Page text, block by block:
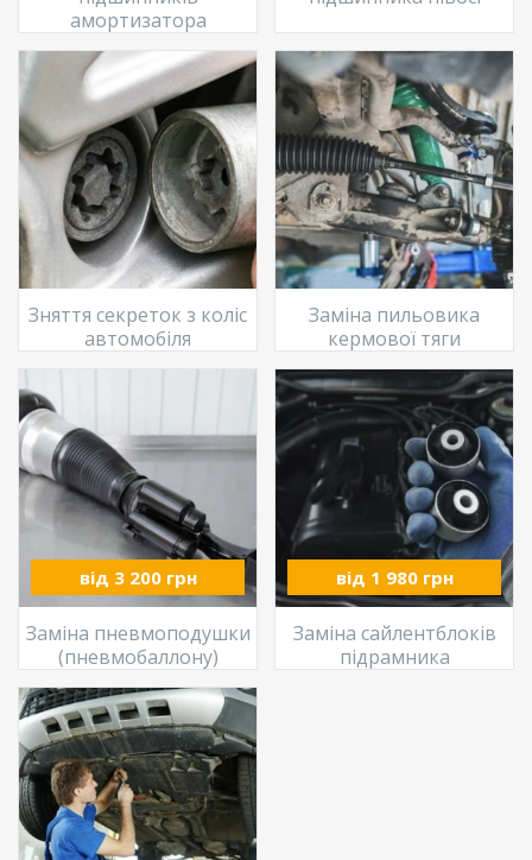
амортизатора
Зняття секреток з коліс
автомобіля
Заміна пильовика
кермової тяги
від 3 200 грн
Заміна пневмоподушки
(пневмобаллону)
від 1 980 грн
Заміна сайлентблоків
підрамника